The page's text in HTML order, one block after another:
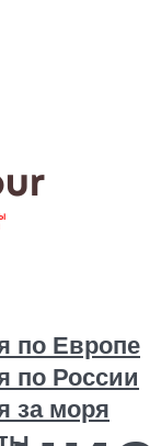
по Европе
по России
за моря